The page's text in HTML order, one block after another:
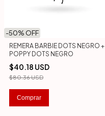
-50% OFF
REMERA BARBIE DOTS NEGRO +
POPPY DOTS NEGRO
$40.18 USD
$80.36 USD
Comprar